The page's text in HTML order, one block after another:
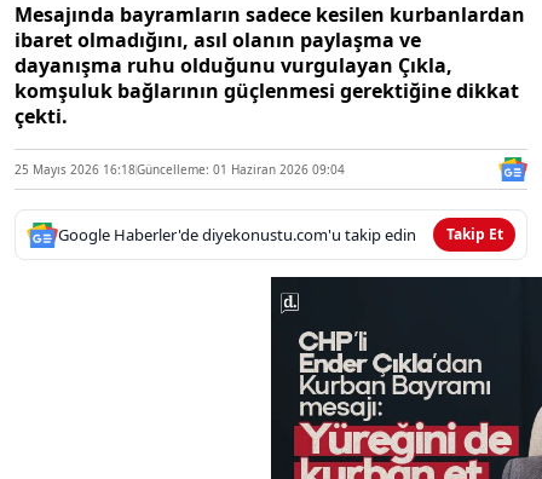
Mesajında bayramların sadece kesilen kurbanlardan
ibaret olmadığını, asıl olanın paylaşma ve
dayanışma ruhu olduğunu vurgulayan Çıkla,
komşuluk bağlarının güçlenmesi gerektiğine dikkat
çekti.
25 Mayıs 2026 16:18Güncelleme: 01 Haziran 2026 09:04
Google Haberler'de diyekonustu.com'u takip edin Takip Et